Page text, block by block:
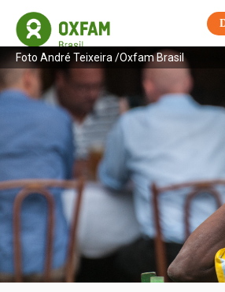
Foto André Teixeira /Oxfam Brasil